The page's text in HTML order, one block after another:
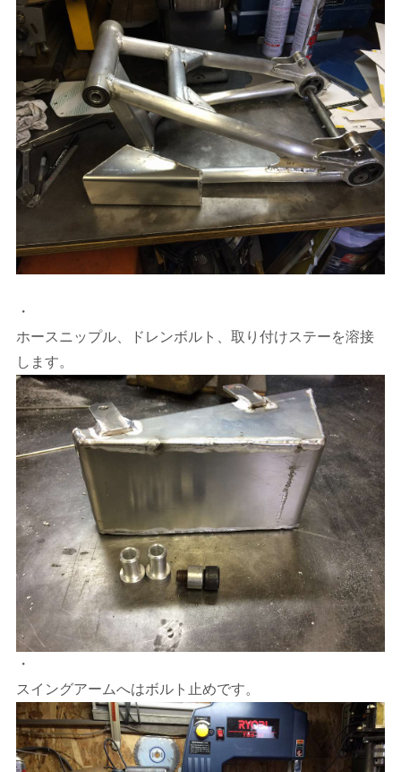
・
ホースニップル、ドレンボルト、取り付けステーを溶接
します。
・
スイングアームへはボルト止めです。